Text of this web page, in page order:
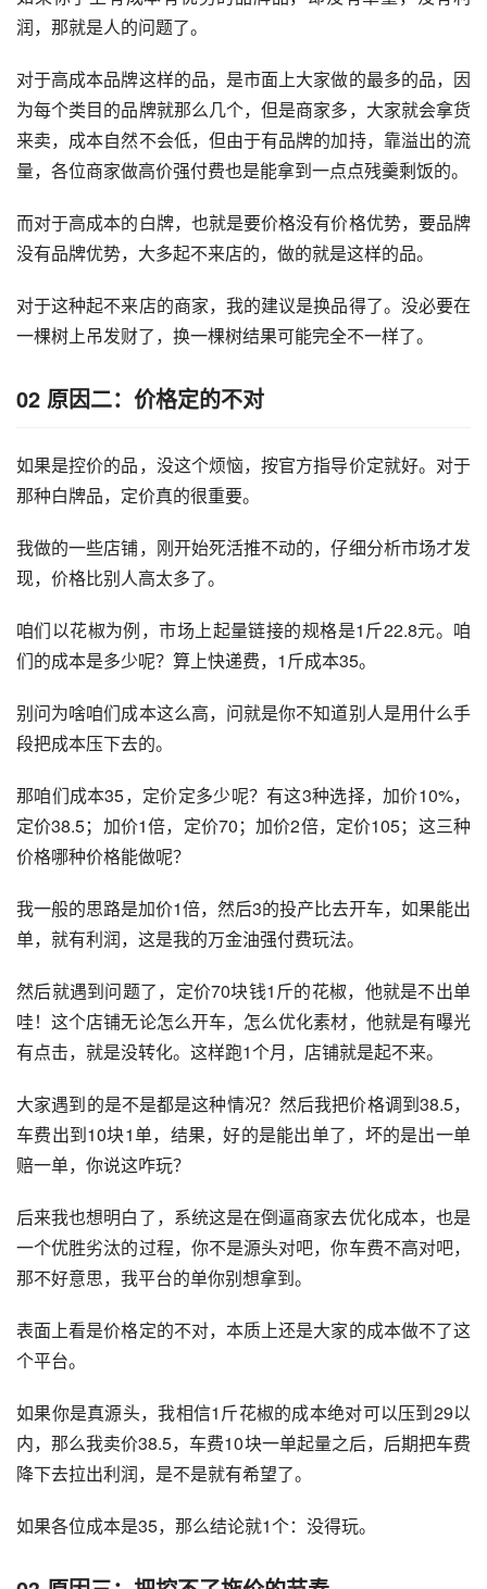
润，那就是人的问题了。
对于高成本品牌这样的品，是市面上大家做的最多的品，因
为每个类目的品牌就那么几个，但是商家多，大家就会拿货
来卖，成本自然不会低，但由于有品牌的加持，靠溢出的流
量，各位商家做高价强付费也是能拿到一点点残羹剩饭的。
而对于高成本的白牌，也就是要价格没有价格优势，要品牌
没有品牌优势，大多起不来店的，做的就是这样的品。
对于这种起不来店的商家，我的建议是换品得了。没必要在
一棵树上吊发财了，换一棵树结果可能完全不一样了。
02 原因二：价格定的不对
如果是控价的品，没这个烦恼，按官方指导价定就好。对于
那种白牌品，定价真的很重要。
我做的一些店铺，刚开始死活推不动的，仔细分析市场才发
现，价格比别人高太多了。
咱们以花椒为例，市场上起量链接的规格是1斤22.8元。咱
们的成本是多少呢？算上快递费，1斤成本35。
别问为啥咱们成本这么高，问就是你不知道别人是用什么手
段把成本压下去的。
那咱们成本35，定价定多少呢？有这3种选择，加价10%，
定价38.5；加价1倍，定价70；加价2倍，定价105；这三种
价格哪种价格能做呢？
我一般的思路是加价1倍，然后3的投产比去开车，如果能出
单，就有利润，这是我的万金油强付费玩法。
然后就遇到问题了，定价70块钱1斤的花椒，他就是不出单
哇！这个店铺无论怎么开车，怎么优化素材，他就是有曝光
有点击，就是没转化。这样跑1个月，店铺就是起不来。
大家遇到的是不是都是这种情况？然后我把价格调到38.5，
车费出到10块1单，结果，好的是能出单了，坏的是出一单
赔一单，你说这咋玩？
后来我也想明白了，系统这是在倒逼商家去优化成本，也是
一个优胜劣汰的过程，你不是源头对吧，你车费不高对吧，
那不好意思，我平台的单你别想拿到。
表面上看是价格定的不对，本质上还是大家的成本做不了这
个平台。
如果你是真源头，我相信1斤花椒的成本绝对可以压到29以
内，那么我卖价38.5，车费10块一单起量之后，后期把车费
降下去拉出利润，是不是就有希望了。
如果各位成本是35，那么结论就1个：没得玩。